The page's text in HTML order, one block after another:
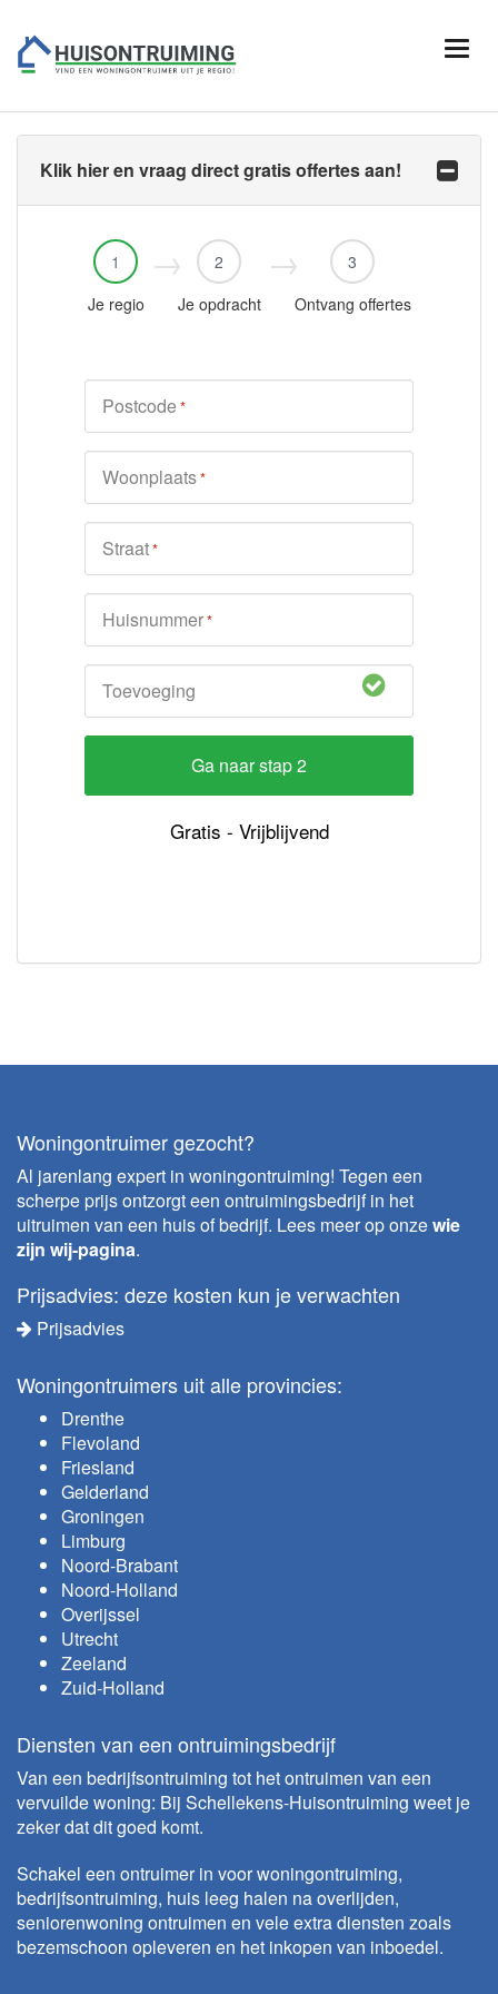
Klik hier en vraag direct gratis offertes aan!
1
Je regio
2
Je opdracht
3
Ontvang offertes
Postcode *
Woonplaats*
Straat*
Huisnummer*
Toevoeging
Gratis - Vrijblijvend
Woningontruimer gezocht?
Al jarenlang expert in woningontruiming! Tegen een
scherpe prijs ontzorgt een ontruimingsbedrijf in het
uitruimen van een huis of bedrijf. Lees meer op onzewie
zijn wij-pagina.
Prijsadvies: deze kosten kun je verwachten
Prijsadvies
Woningontruimers uit alle provincies:
Drenthe
Flevoland
Friesland
Gelderland
Groningen
Limburg
Noord-Brabant
Noord-Holland
Overijssel
Utrecht
Zeeland
Zuid-Holland
Diensten van een ontruimingsbedrijf
Van een bedrijfsontruiming tot het ontruimen van een
vervuilde woning: Bij Schellekens-Huisontruiming weet je
zeker dat dit goed komt.
Schakel een ontruimer in voorwoningontruiming,
bedrijfsontruiming, huis leeg halen na overlijden,
seniorenwoning ontruimen en vele extra diensten zoals
bezemschoon opleveren en het inkopen van inboedel.